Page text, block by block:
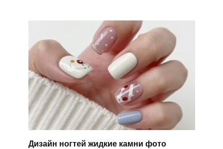
Дизайн ногтей жидкие камни фото